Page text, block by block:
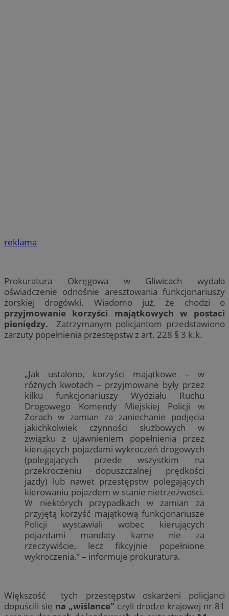
reklama
Prokuratura Okręgowa w Gliwicach wydała
oświadczenie odnośnie aresztowania funkcjonariuszy
żorskiej drogówki. Wiadomo już, że chodzi o
przyjmowanie korzyści majątkowych w postaci
pieniędzy.
Zatrzymanym policjantom przedstawiono
zarzuty popełnienia przestępstw z art. 228 § 3 k.k.
„Jak ustalono, korzyści majątkowe – w
różnych kwotach – przyjmowane były przez
kilku funkcjonariuszy Wydziału Ruchu
Drogowego Komendy Miejskiej Policji w
Żorach w zamian za zaniechanie podjęcia
jakichkolwiek czynności służbowych w
związku z ujawnieniem popełnienia przez
kierujących pojazdami wykroczeń drogowych
(polegających przede wszystkim na
przekroczeniu dopuszczalnej prędkości
jazdy) lub nawet przestępstw polegających
kierowaniu pojazdem w stanie nietrzeźwości.
W niektórych przypadkach w zamian za
przyjętą korzyść majątkową funkcjonariusze
Policji wystawiali wobec kierujących
pojazdami mandaty karne nie za
rzeczywiście, lecz fikcyjnie popełnione
wykroczenia.” – informuje prokuratura.
Większość tych przestępstw oskarżeni policjanci
dopuścili się na „wiślance” czyli drodze krajowej nr 81